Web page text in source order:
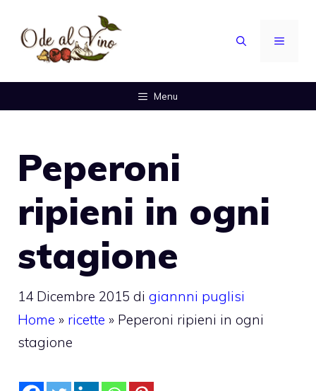
contenuto
MENU
Menu
Peperoni
ripieni in ogni
stagione
14 Dicembre 2015 di giannni puglisi
Home » ricette » Peperoni ripieni in ogni
stagione